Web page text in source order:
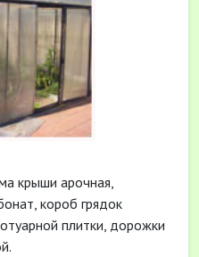
крыши арочная,
короб грядок
плитки, дорожки